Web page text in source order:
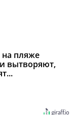
на пляже
вытворяют,